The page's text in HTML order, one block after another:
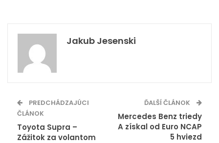
Jakub Jesenski
PREDCHÁDZAJÚCI
ČLÁNOK
Toyota Supra –
Zážitok za volantom
ĎALŠÍ ČLÁNOK
Mercedes Benz triedy
A získal od Euro NCAP
5 hviezd